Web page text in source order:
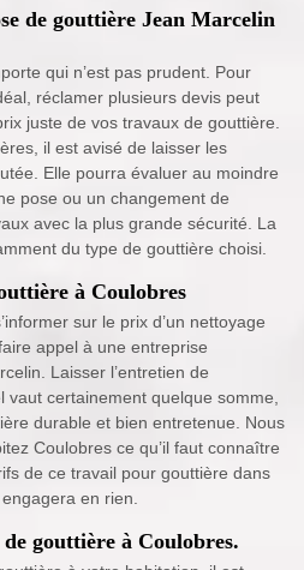
de gouttière Jean Marcelin
qui n’est pas prudent. Pour
réclamer plusieurs devis peut
juste de vos travaux de gouttière.
il est avisé de laisser les
Elle pourra évaluer au moindre
pose ou un changement de
avec la plus grande sécurité. La
du type de gouttière choisi.
à Coulobres
sur le prix d’un nettoyage
appel à une entreprise
Laisser l’entretien de
vaut certainement quelque somme,
durable et bien entretenue. Nous
Coulobres ce qu’il faut connaître
de ce travail pour gouttière dans
en rien.
gouttière à Coulobres.